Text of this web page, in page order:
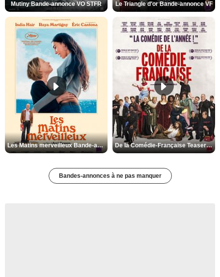
Mutiny Bande-annonce VO STFR Le Triangle d'or Bande-annonce VF
Les Matins merveilleux Bande-annonce VF De la Comédie-Française Teaser VF
Bandes-annonces à ne pas manquer